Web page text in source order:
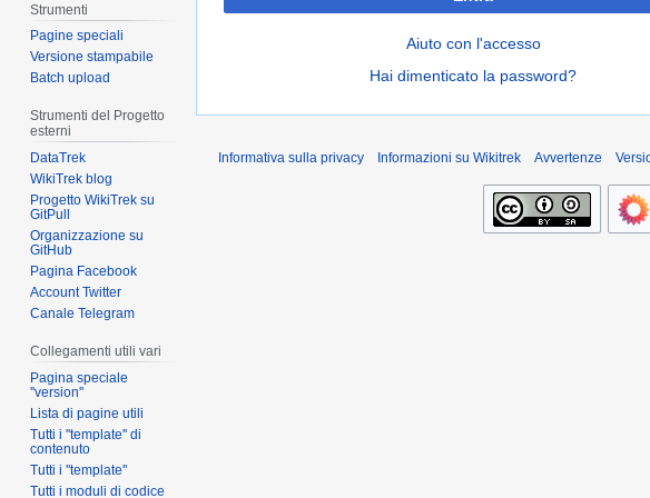
Aiuto con l'accesso
Hai dimenticato la password?
Strumenti
Pagine speciali
Versione stampabile
Batch upload
Strumenti del Progetto
esterni
DataTrek
WikiTrek blog
Progetto WikiTrek su
GitPull
Organizzazione su
GitHub
Pagina Facebook
Account Twitter
Canale Telegram
Collegamenti utili vari
Pagina speciale
''version''
Lista di pagine utili
Tutti i ''template'' di
contenuto
Tutti i ''template''
Tutti i moduli di codice
Informativa sulla privacy Informazioni su Wikitrek Avvertenze